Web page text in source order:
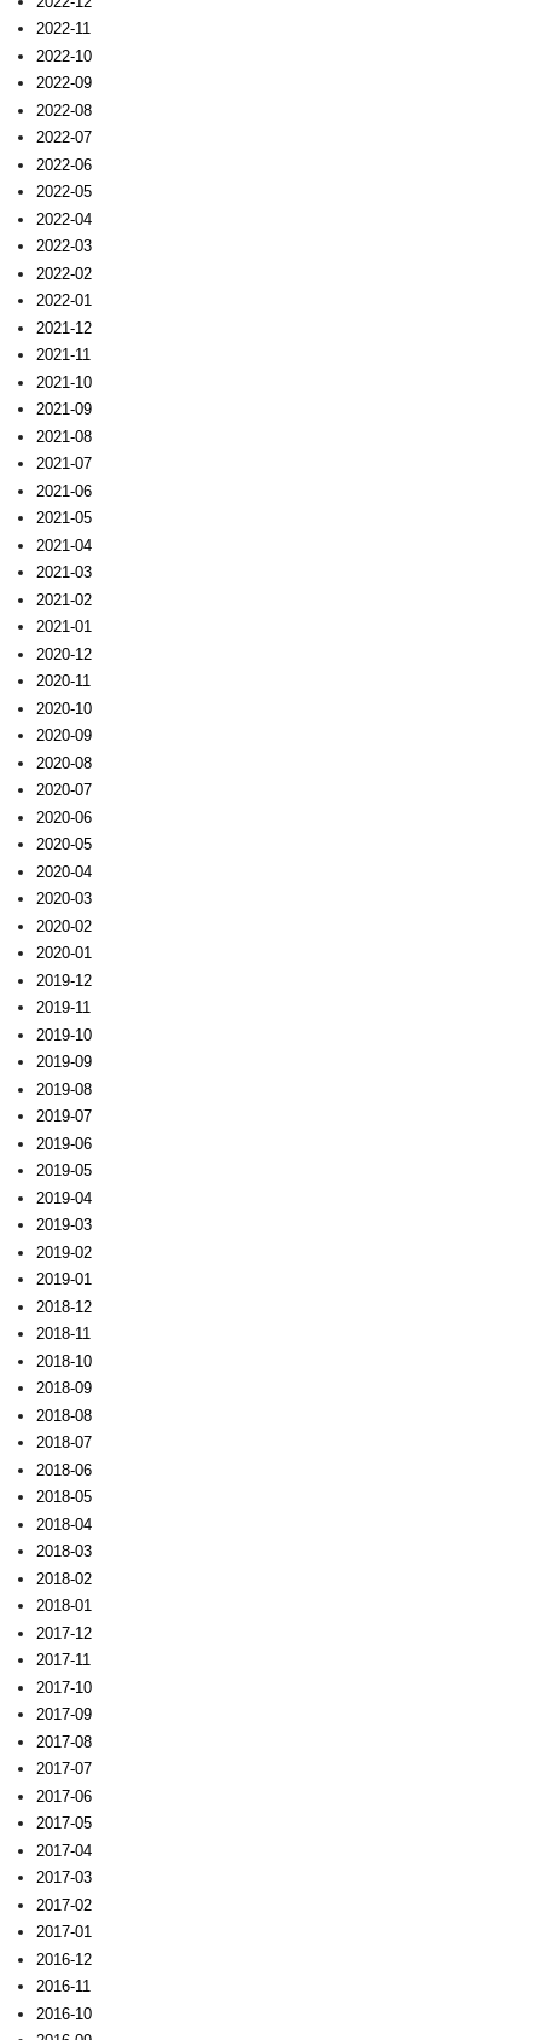
2022-11
2022-10
2022-09
2022-08
2022-07
2022-06
2022-05
2022-04
2022-03
2022-02
2022-01
2021-12
2021-11
2021-10
2021-09
2021-08
2021-07
2021-06
2021-05
2021-04
2021-03
2021-02
2021-01
2020-12
2020-11
2020-10
2020-09
2020-08
2020-07
2020-06
2020-05
2020-04
2020-03
2020-02
2020-01
2019-12
2019-11
2019-10
2019-09
2019-08
2019-07
2019-06
2019-05
2019-04
2019-03
2019-02
2019-01
2018-12
2018-11
2018-10
2018-09
2018-08
2018-07
2018-06
2018-05
2018-04
2018-03
2018-02
2018-01
2017-12
2017-11
2017-10
2017-09
2017-08
2017-07
2017-06
2017-05
2017-04
2017-03
2017-02
2017-01
2016-12
2016-11
2016-10